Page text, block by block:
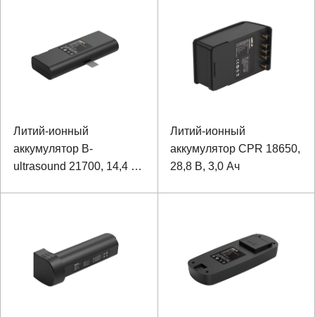
Литий-ионный
аккумулятор B-
ultrasound 21700, 14,4 В,
Литий-ионный
аккумулятор CPR 18650,
28,8 В, 3,0 Ач